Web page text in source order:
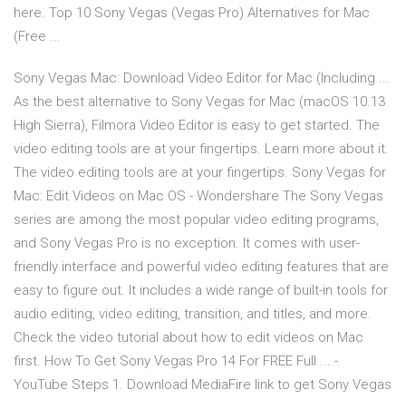
here. Top 10 Sony Vegas (Vegas Pro) Alternatives for Mac
(Free ...
Sony Vegas Mac: Download Video Editor for Mac (Including ...
As the best alternative to Sony Vegas for Mac (macOS 10.13
High Sierra), Filmora Video Editor is easy to get started. The
video editing tools are at your fingertips. Learn more about it.
The video editing tools are at your fingertips. Sony Vegas for
Mac: Edit Videos on Mac OS - Wondershare The Sony Vegas
series are among the most popular video editing programs,
and Sony Vegas Pro is no exception. It comes with user-
friendly interface and powerful video editing features that are
easy to figure out. It includes a wide range of built-in tools for
audio editing, video editing, transition, and titles, and more.
Check the video tutorial about how to edit videos on Mac
first. How To Get Sony Vegas Pro 14 For FREE Full ... -
YouTube Steps 1. Download MediaFire link to get Sony Vegas